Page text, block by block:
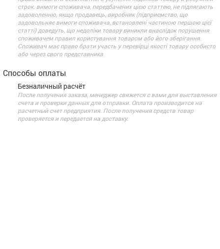
строк. вимоги споживача, передбачених цією статтею, не підлягають
задоволенню, якщо продавець, виробник (підприємство, що
задовольняє вимоги споживача, встановлені частиною першою цієї
статті) доведуть, що недоліки товару виникли внаслідок порушення
споживачем правил користування товаром або його зберігання.
Споживач має право брати участь у перевірці якості товару особисто
або через свого представника.
Способы оплаты
Безналичный расчёт
После получения заказа, менеджер свяжется с вами для выставления
счета и проверки данных для отправки. Оплата производится на
расчетный счет предприятия. После получения средств товар
проверяется и передается на доставку.